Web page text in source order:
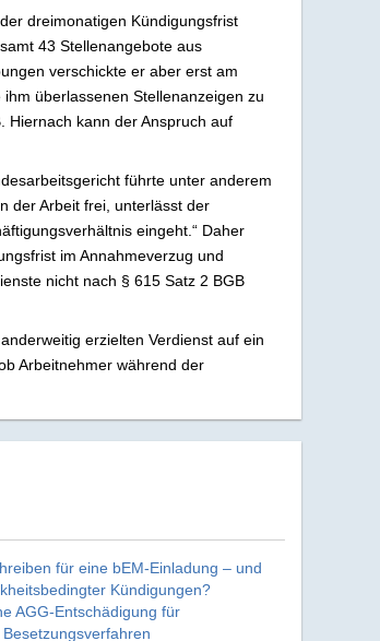
dreimonatigen Kündigungsfrist
43 Stellenangebote aus
verschickte er aber erst am
überlassenen Stellenanzeigen zu
Hiernach kann der Anspruch auf
führte unter anderem
der Arbeit frei, unterlässt der
eingeht.“ Daher
im Annahmeverzug und
nicht nach § 615 Satz 2 BGB
erzielten Verdienst auf ein
Arbeitnehmer während der
für eine bEM-Einladung – und
Kündigungen?
AGG-Entschädigung für